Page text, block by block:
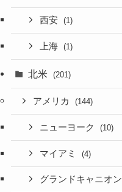
西安 (1)
上海 (1)
北米 (201)
アメリカ (144)
ニューヨーク (10)
マイアミ (4)
グランドキャニオン